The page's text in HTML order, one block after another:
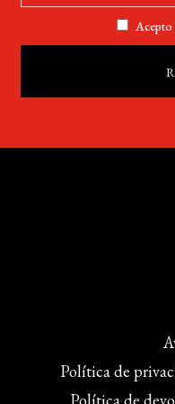
Acepto
Política de